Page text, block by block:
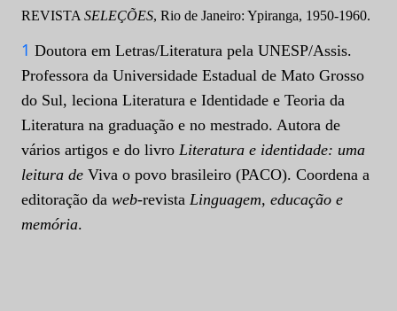
REVISTA SELEÇÕES, Rio de Janeiro: Ypiranga, 1950-1960.
1 Doutora em Letras/Literatura pela UNESP/Assis.
Professora da Universidade Estadual de Mato Grosso
do Sul, leciona Literatura e Identidade e Teoria da
Literatura na graduação e no mestrado. Autora de
vários artigos e do livro Literatura e identidade: uma
leitura de Viva o povo brasileiro (PACO). Coordena a
editoração da web-revista Linguagem, educação e
memória.